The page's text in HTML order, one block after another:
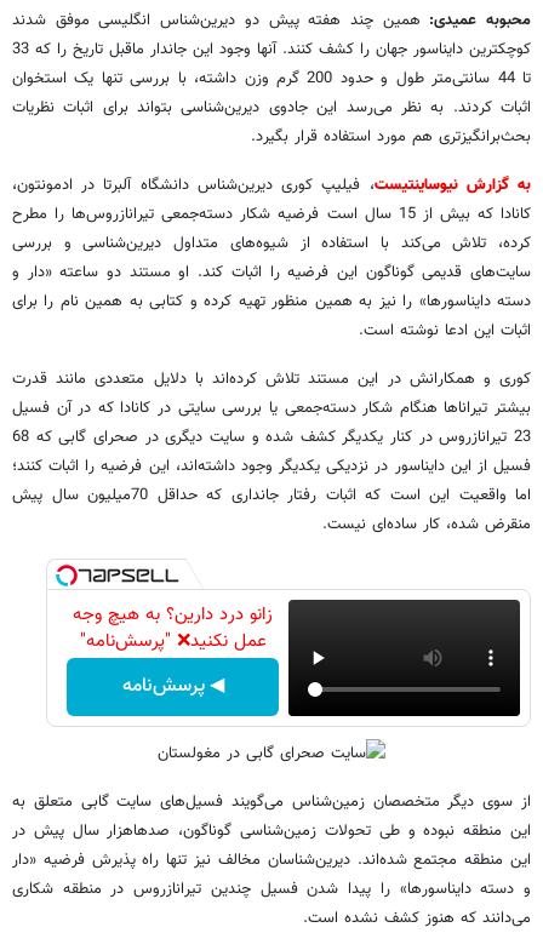
محبوبه عمیدی: همین چند هفته پیش دو دیرین‌شناس انگلیسی موفق شدند
کوچکترین دایناسور جهان را کشف کنند. آنها وجود این جاندار ماقبل تاریخ را که 33
تا 44 سانتی‌متر طول و حدود 200 گرم وزن داشته، با بررسی تنها یک استخوان
اثبات کردند. به نظر می‌رسد این جادوی دیرین‌شناسی بتواند برای اثبات نظریات
بحث‌برانگیزتری هم مورد استفاده قرار بگیرد.
به گزارش نیوساینتیست، فیلیپ کوری دیرین‌شناس دانشگاه آلبرتا در ادمونتون،
کانادا که بیش از 15 سال است فرضیه شکار دسته‌جمعی تیرانازروس‌ها را مطرح
کرده، تلاش می‌کند با استفاده از شیوه‌های متداول دیرین‌شناسی و بررسی
سایت‌های قدیمی گوناگون این فرضیه را اثبات کند. او مستند دو ساعته «دار و
دسته دایناسورها» را نیز به همین منظور تهیه کرده و کتابی به همین نام را برای
اثبات این ادعا نوشته است.
کوری و همکارانش در این مستند تلاش کرده‌اند با دلایل متعددی مانند قدرت
بیشتر تیراناها هنگام شکار دسته‌جمعی یا بررسی سایتی در کانادا که در آن فسیل
23 تیرانازروس در کنار یکدیگر کشف شده و سایت دیگری در صحرای گابی که 68
فسیل از این دایناسور در نزدیکی یکدیگر وجود داشته‌اند، این فرضیه را اثبات کنند؛
اما واقعیت این است که اثبات رفتار جانداری که حداقل 70میلیون سال پیش
منقرض شده، کار ساده‌ای نیست.
زانو درد دارین؟ به هیچ وجه
عمل نکنید❌ "پرسش‌نامه"
◀ پرسش‌نامه
از سوی دیگر متخصصان زمین‌شناس می‌گویند فسیل‌های سایت گابی متعلق به
این منطقه نبوده و طی تحولات زمین‌شناسی گوناگون، صدها‌هزار سال پیش در
این منطقه مجتمع شده‌اند. دیرین‌شناسان مخالف نیز تنها راه پذیرش فرضیه «دار
و دسته دایناسورها» را پیدا شدن فسیل چندین تیرانازروس در منطقه شکاری
می‌دانند که هنوز کشف نشده است.